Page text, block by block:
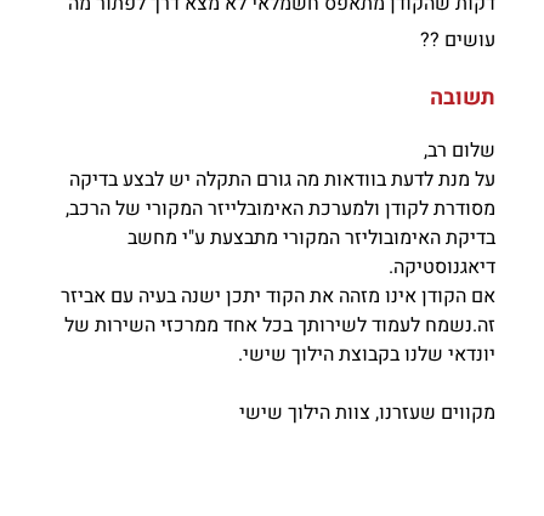
עושים ??
תשובה
שלום רב,
על מנת לדעת בוודאות מה גורם התקלה יש לבצע בדיקה
מסודרת לקודן ולמערכת האימובלייזר המקורי של הרכב,
בדיקת האימובוליזר המקורי מתבצעת ע"י מחשב
דיאגנוסטיקה.
אם הקודן אינו מזהה את הקוד יתכן ישנה בעיה עם אביזר
זה.נשמח לעמוד לשירותך בכל אחד ממרכזי השירות של
יונדאי שלנו בקבוצת הילוך שישי.
מקווים שעזרנו, צוות הילוך שישי